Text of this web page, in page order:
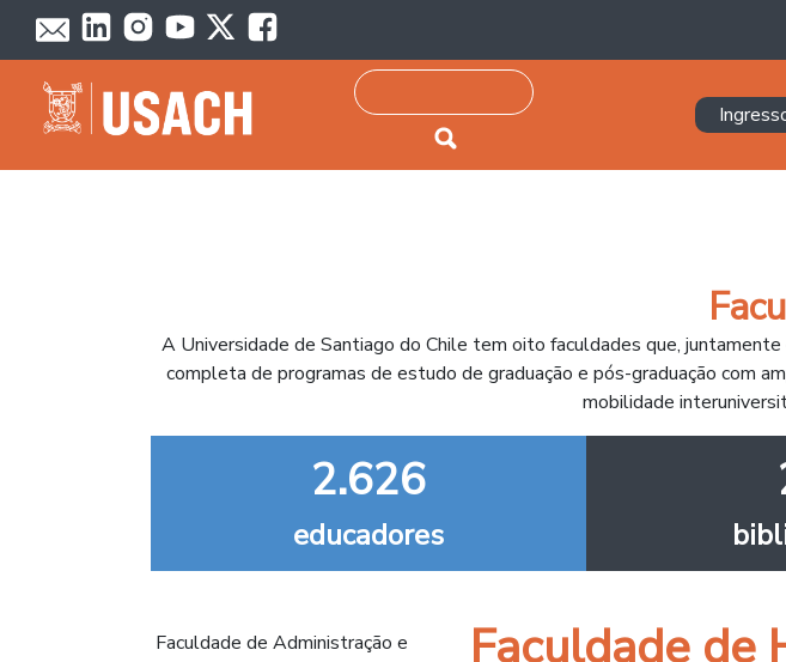
Passar para o conteúdo principal
Pesquisar
A Universidade de Santiago do Chile tem oito faculdades que,
completa de programas de estudo de graduação e pós-graduação com
mobilidade
2.626
educadores
Navegación principal
Faculdade de Administração e
Faculdade de